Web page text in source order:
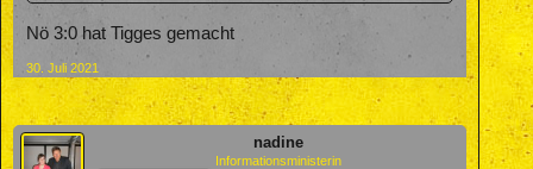
Nö 3:0 hat Tigges gemacht
30. Juli 2021
nadine
Informationsministerin